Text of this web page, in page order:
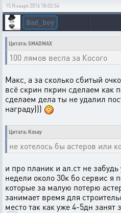
15 Января 2016 18:03:54
Bad_boy
Цитата: SMADMAX
100 лямов веспа за Косого
Макс, а за сколько сбитый
всё скрин пкрин сделаем как
сделаем дела ты не удалил
награду)))
Цитата: Kosay
не хотелось бы астеров или
и про планик и ал.ст не
недели около 30к бо сервис я
которые за малую потерю
занимает время для
место так как уже 4-5дн занят